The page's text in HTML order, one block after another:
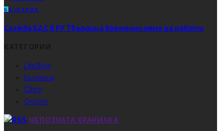
Б ЪЛГАРИЯ
Служба БДС в РУ Твърдица временно няма да работи
LifeStyle
България
Свят
Спорт
НЕПОЗНАТА ХРАНИЛКА